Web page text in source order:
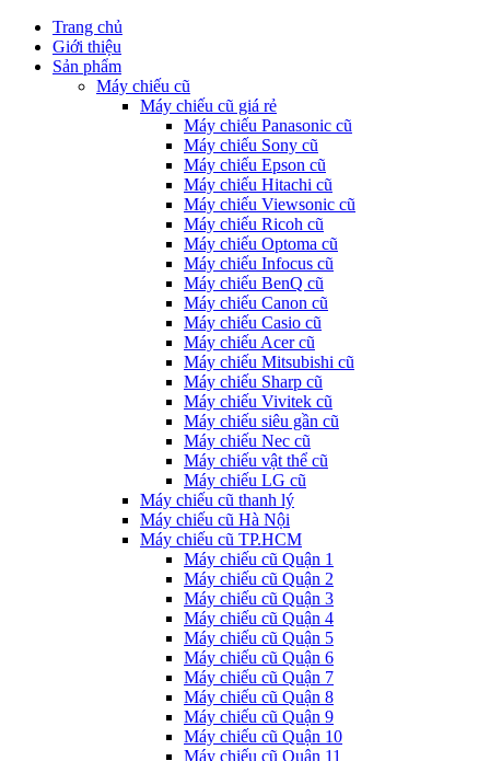
Trang chủ
Giới thiệu
Sản phẩm
Máy chiếu cũ
Máy chiếu cũ giá rẻ
Máy chiếu Panasonic cũ
Máy chiếu Sony cũ
Máy chiếu Epson cũ
Máy chiếu Hitachi cũ
Máy chiếu Viewsonic cũ
Máy chiếu Ricoh cũ
Máy chiếu Optoma cũ
Máy chiếu Infocus cũ
Máy chiếu BenQ cũ
Máy chiếu Canon cũ
Máy chiếu Casio cũ
Máy chiếu Acer cũ
Máy chiếu Mitsubishi cũ
Máy chiếu Sharp cũ
Máy chiếu Vivitek cũ
Máy chiếu siêu gần cũ
Máy chiếu Nec cũ
Máy chiếu vật thể cũ
Máy chiếu LG cũ
Máy chiếu cũ thanh lý
Máy chiếu cũ Hà Nội
Máy chiếu cũ TP.HCM
Máy chiếu cũ Quận 1
Máy chiếu cũ Quận 2
Máy chiếu cũ Quận 3
Máy chiếu cũ Quận 4
Máy chiếu cũ Quận 5
Máy chiếu cũ Quận 6
Máy chiếu cũ Quận 7
Máy chiếu cũ Quận 8
Máy chiếu cũ Quận 9
Máy chiếu cũ Quận 10
Máy chiếu cũ Quận 11